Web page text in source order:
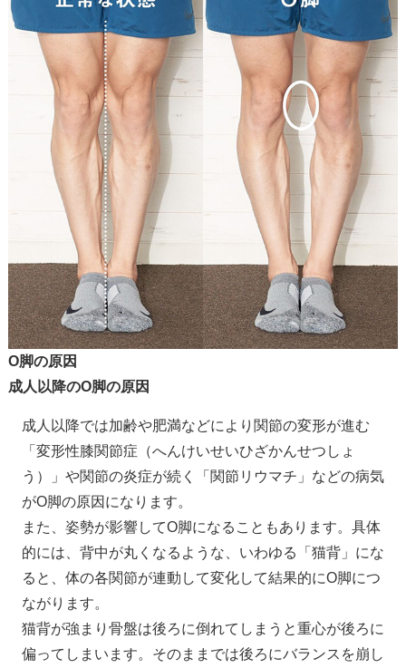
O脚の原因
成人以降のO脚の原因
成人以降では加齢や肥満などにより関節の変形が進む
「変形性膝関節症（へんけいせいひざかんせつしょ
う）」や関節の炎症が続く「関節リウマチ」などの病気
がO脚の原因になります。
また、姿勢が影響してO脚になることもあります。具体
的には、背中が丸くなるような、いわゆる「猫背」にな
ると、体の各関節が連動して変化して結果的にO脚につ
ながります。
猫背が強まり骨盤は後ろに倒れてしまうと重心が後ろに
偏ってしまいます。そのままでは後ろにバランスを崩し